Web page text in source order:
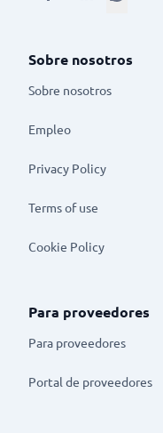
Sobre nosotros
Sobre nosotros
Empleo
Privacy Policy
Terms of use
Cookie Policy
Para proveedores
Para proveedores
Portal de proveedores